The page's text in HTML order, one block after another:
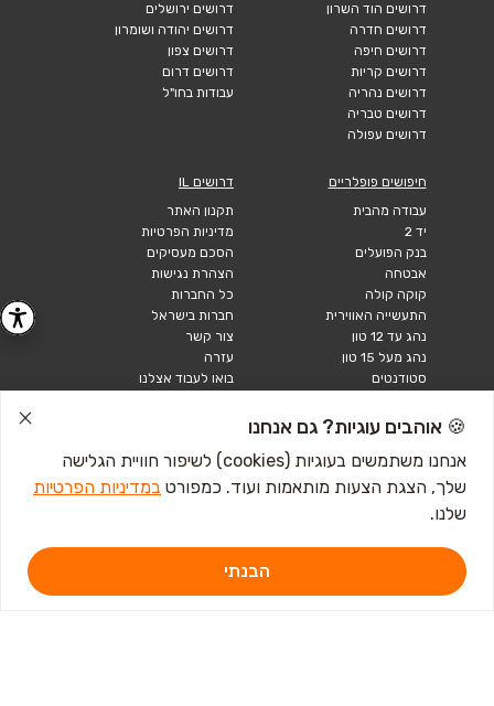
דרושים הוד השרון
דרושים חדרה
דרושים חיפה
דרושים קריות
דרושים נהריה
דרושים טבריה
דרושים עפולה
דרושים ירושלים
דרושים יהודה ושומרון
דרושים צפון
דרושים דרום
עבודות בחו"ל
חיפושים פופלריים
עבודה מהבית
יד 2
בנק הפועלים
אבטחה
קוקה קולה
התעשייה האווירית
נהג עד 12 טון
נהג מעל 15 טון
סטודנטים
קורות חיים
מחשבון שכר
דרושים IL
תקנון האתר
מדיניות הפרטיות
הסכם מעסיקים
הצהרת נגישות
כל החברות
חברות בישראל
צור קשר
עזרה
בואו לעבוד אצלנו
🍪 אוהבים עוגיות? גם אנחנו
אנחנו משתמשים בעוגיות (cookies) לשיפור חוויית הגלישה
שלך, הצגת הצעות מותאמות ועוד. כמפורט במדיניות הפרטיות
שלנו.
הבנתי